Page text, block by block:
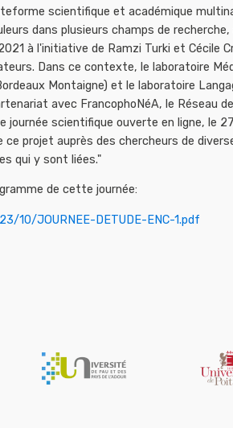
scientifique et académique
dans plusieurs champs de recherche,
à l'initiative de Ramzi Turki et Cécile
Dans ce contexte, le laboratoire
Montaigne) et le laboratoire
avec FrancophoNéA, le Réseau
journée scientifique ouverte en ligne, le
projet auprès des chercheurs de
qui y sont liées."
de cette journée:
JOURNEE-DETUDE-ENC-1.pdf